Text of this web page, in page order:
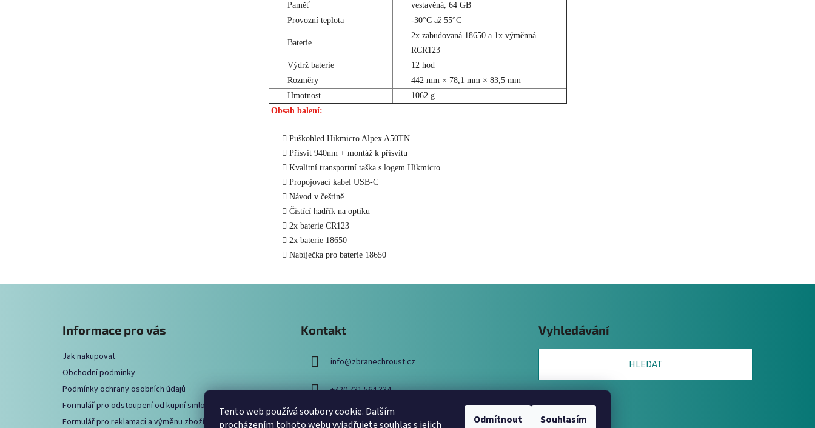
Tento web používá soubory cookie. Dalším
procházením tohoto webu vyjadřujete souhlas s jejich
Odmítnout Souhlasím
Paměť
vestavěná, 64 GB
Provozní teplota
-30°C až 55°C
Baterie
2x zabudovaná 18650 a 1x výměnná
RCR123
Výdrž baterie
12 hod
Rozměry
442 mm × 78,1 mm × 83,5 mm
Hmotnost
1062 g
Obsah balení:
Puškohled Hikmicro Alpex A50TN
Přísvit 940nm + montáž k přísvitu
Kvalitní transportní taška s logem Hikmicro
Propojovací kabel USB-C
Návod v češtině
Čistící hadřík na optiku
2x baterie CR123
2x baterie 18650
Nabíječka pro baterie 18650
Informace pro vás
Jak nakupovat
Obchodní podmínky
Podmínky ochrany osobních údajů
Formulář pro odstoupení od kupní smlouvy
Formulář pro reklamaci a výměnu zboží
Kontakt
info@zbranechroust.cz
+420 731 564 334
Vyhledávání
HLEDAT